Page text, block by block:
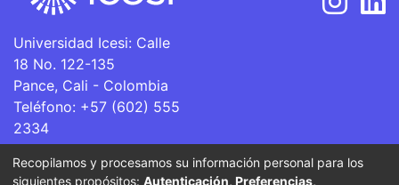
Universidad Icesi: Calle
18 No. 122-135
Pance, Cali - Colombia
Teléfono: +57 (602) 555
2334
ventanillaunica@icesi.edu.co
Recopilamos y procesamos su información personal para los
siguientes propósitos: Autenticación, Preferencias,